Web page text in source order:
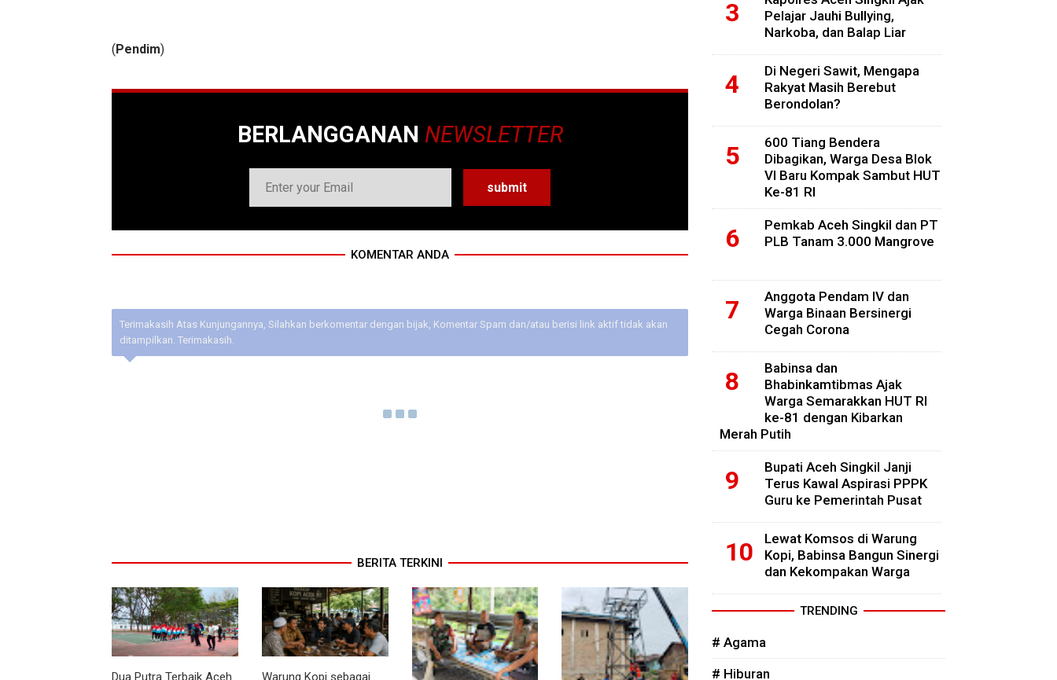
( Pendim)
BERLANGGANAN NEWSLETTER
KOMENTAR ANDA
Terimakasih Atas Kunjungannya, Silahkan berkomentar dengan bijak, Komentar Spam dan/atau berisi link aktif tidak akan
ditampilkan. Terimakasih.
BERITA TERKINI
Dua Putra Terbaik Aceh Warung Kopi sebagai
Pelajar Jauhi Bullying,
Narkoba, dan Balap Liar
Di Negeri Sawit, Mengapa
Rakyat Masih Berebut
Berondolan?
600 Tiang Bendera
Dibagikan, Warga Desa Blok
VI Baru Kompak Sambut HUT
Ke-81 RI
Pemkab Aceh Singkil dan PT
PLB Tanam 3.000 Mangrove
Anggota Pendam IV dan
Warga Binaan Bersinergi
Cegah Corona
Babinsa dan
Bhabinkamtibmas Ajak
Warga Semarakkan HUT RI
ke-81 dengan Kibarkan
Merah Putih
Bupati Aceh Singkil Janji
Terus Kawal Aspirasi PPPK
Guru ke Pemerintah Pusat
Lewat Komsos di Warung
Kopi, Babinsa Bangun Sinergi
dan Kekompakan Warga
TRENDING
# Agama
# Hiburan